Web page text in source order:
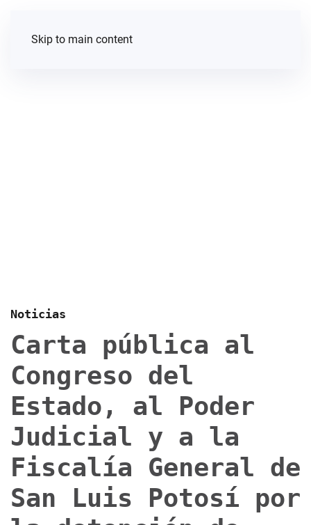
Skip to main content
Noticias
Carta pública al
Congreso del
Estado, al Poder
Judicial y a la
Fiscalía General de
San Luis Potosí por